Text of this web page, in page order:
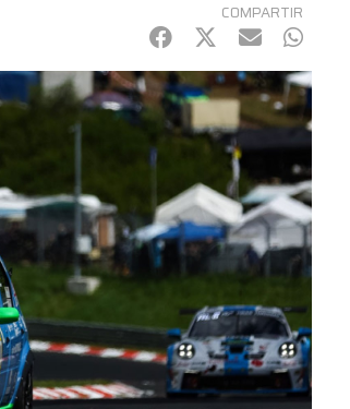
COMPARTIR
Facebook
Twitter
mail